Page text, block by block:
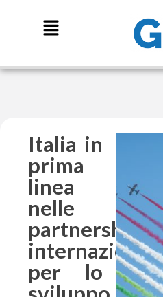
Italia in
prima
linea
nelle
partnership
internazionali
per lo